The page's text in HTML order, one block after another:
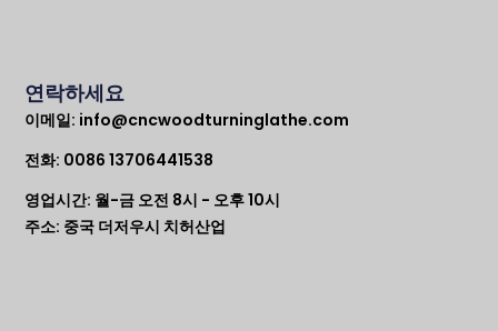
연락하세요
이메일: info@cncwoodturninglathe.com
전화: 0086 13706441538
영업시간: 월-금 오전 8시 - 오후 10시
주소: 중국 더저우시 치허산업